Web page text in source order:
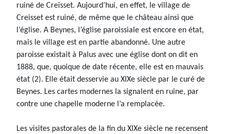
ruiné de Creisset. Aujourd’hui, en effet, le village de
Creisset est ruiné, de même que le château ainsi que
l’église. A Beynes, l’église paroissiale est encore en état,
mais le village est en partie abandonné. Une autre
paroisse existait à Palus avec une église dont on dit en
1888, que, quoique de date récente, elle est en mauvais
état (2). Elle était desservie au XIXe siècle par le curé de
Beynes. Les cartes modernes la signalent en ruine, par
contre une chapelle moderne l’a remplacée.
Les visites pastorales de la fin du XIXe siècle ne recensent